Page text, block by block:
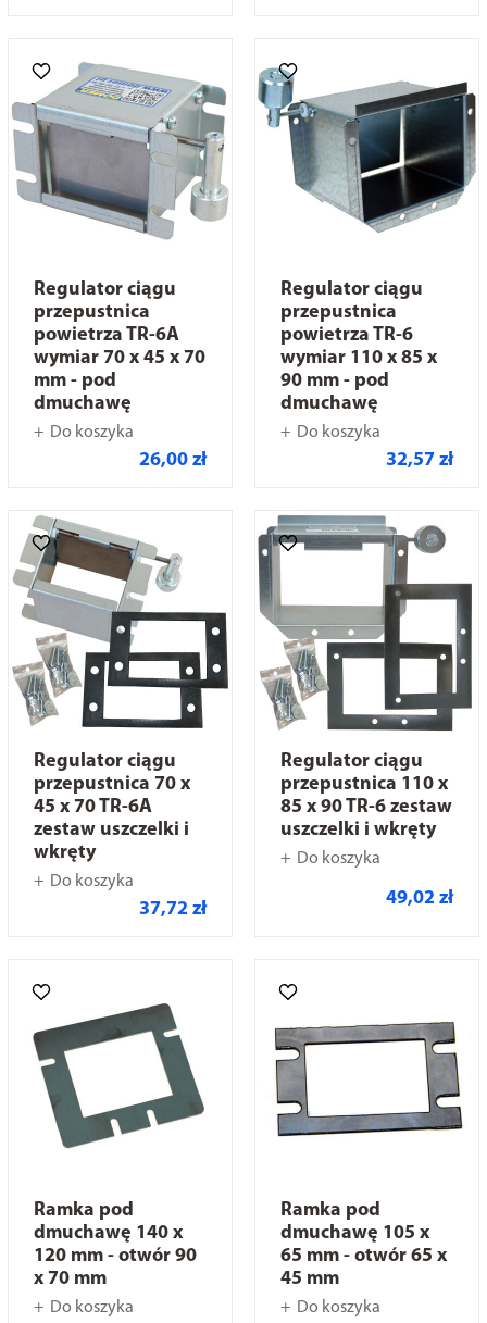
Regulator ciągu
przepustnica
powietrza TR-6A
wymiar 70 x 45 x 70
mm - pod
dmuchawę
Do koszyka
26,00 zł
Regulator ciągu
przepustnica
powietrza TR-6
wymiar 110 x 85 x
90 mm - pod
dmuchawę
Do koszyka
32,57 zł
Regulator ciągu
przepustnica 70 x
45 x 70 TR-6A
zestaw uszczelki i
wkręty
Do koszyka
37,72 zł
Regulator ciągu
przepustnica 110 x
85 x 90 TR-6 zestaw
uszczelki i wkręty
Do koszyka
49,02 zł
Ramka pod
dmuchawę 140 x
120 mm - otwór 90
x 70 mm
Do koszyka
Ramka pod
dmuchawę 105 x
65 mm - otwór 65 x
45 mm
Do koszyka